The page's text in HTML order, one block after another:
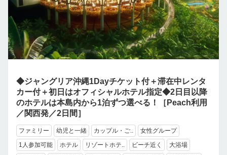
◆ジャングリア沖縄1Dayチケット付＋滞在中レンタ
カー付＋初日はオフィシャルホテル指定◆2日目以降
のホテルは本島内から1泊ずつ選べる！［Peach利用
／関西発／2日間］
ファミリー 幼児と一緒 カップル・ご..
女性グループ
1人参加可能
ホテル リゾートホテ.. ビーチ近く
大浴場